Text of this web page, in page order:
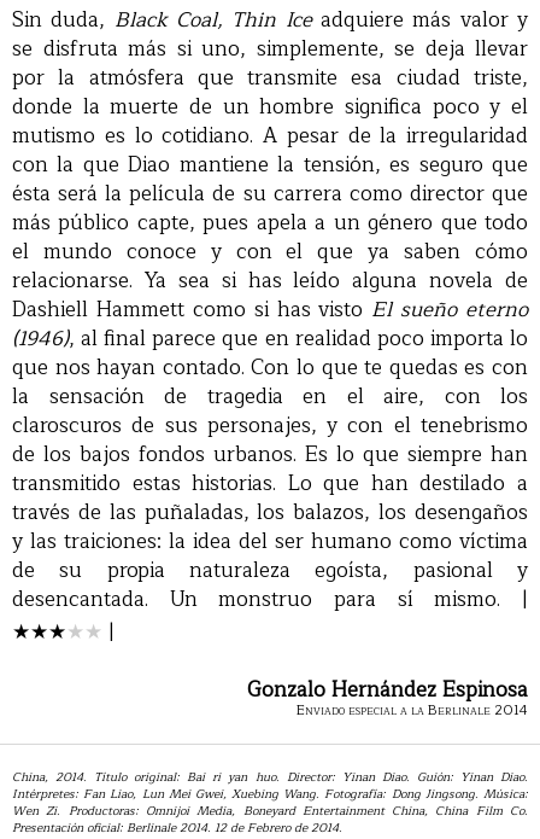
Sin duda, Black Coal, Thin Iceadquiere más valor y
se disfruta más si uno, simplemente, se deja llevar
por la atmósfera que transmite esa ciudad triste,
donde la muerte de un hombre significa poco y el
mutismo es lo cotidiano. A pesar de la irregularidad
con la que Diao mantiene la tensión, es seguro que
ésta será la película de su carrera como director que
más público capte, pues apela a un género que todo
el mundo conoce y con el que ya saben cómo
relacionarse. Ya sea si has leído alguna novela de
Dashiell Hammett como si has visto El sueño eterno
(1946), al final parece que en realidad poco importa lo
que nos hayan contado. Con lo que te quedas es con
la sensación de tragedia en el aire, con los
claroscuros de sus personajes, y con el tenebrismo
de los bajos fondos urbanos. Es lo que siempre han
transmitido estas historias. Lo que han destilado a
través de las puñaladas, los balazos, los desengaños
y las traiciones: la idea del ser humano como víctima
de su propia naturaleza egoísta, pasional y
desencantada. Un monstruo para sí mismo. |
★★★★★ |
Gonzalo Hernández Espinosa
Enviado especial a la Berlinale 2014
China, 2014. Título original: Bai ri yan huo. Director: Yinan Diao. Guión: Yinan Diao.
Intérpretes: Fan Liao, Lun Mei Gwei, Xuebing Wang. Fotografía: Dong Jingsong. Música:
Wen Zi. Productoras: Omnijoi Media, Boneyard Entertainment China, China Film Co.
Presentación oficial: Berlinale 2014. 12 de Febrero de 2014.